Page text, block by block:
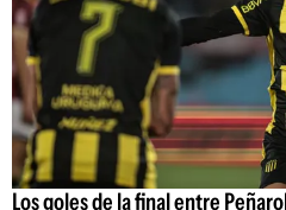
Los goles de la final entre